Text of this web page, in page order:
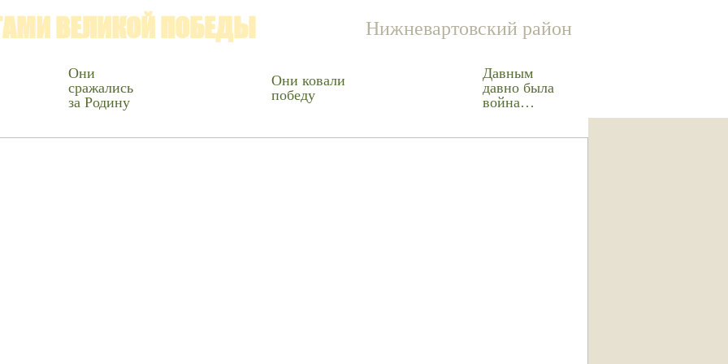
ВЕЛИКОЙ ПОБЕДЫ Нижневартовский район
Они
сражались
за Родину
Они ковали
победу
Давным
давно была
война…